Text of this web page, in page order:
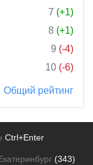
7 (+1)
8 (+1)
9 (-4)
10 (-6)
Общий рейтинг
Ctrl+Enter
(343)